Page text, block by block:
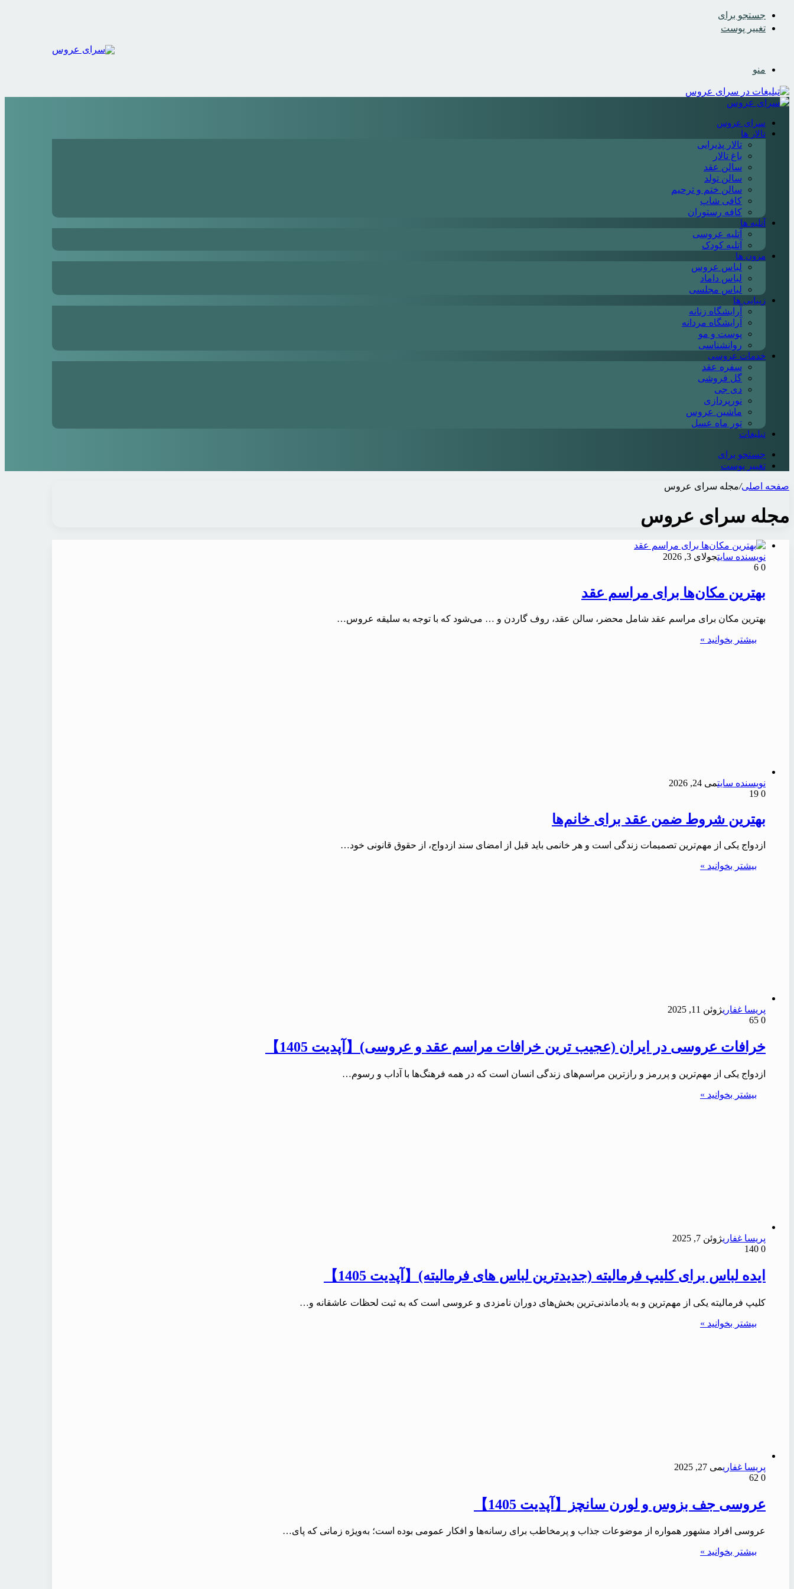
جستجو برای
تغییر پوست
منو
سرای عروس
تالار ها
تالار پذیرایی
باغ تالار
سالن عقد
سالن تولد
سالن ختم و ترحیم
کافی شاپ
کافه رستوران
آتلیه ها
آتلیه عروسی
آتلیه کودک
مزون ها
لباس عروس
لباس داماد
لباس مجلسی
زیبایی ها
آرایشگاه زنانه
آرایشگاه مردانه
پوست و مو
روانشناسی
خدمات عروسی
سفره عقد
گل فروشی
دی جی
نورپردازی
ماشین عروس
تور ماه عسل
تبلیغات
جستجو برای
تغییر پوست
صفحه اصلی/مجله سرای عروس
مجله سرای عروس
نویسنده سایتجولای 3, 2026
0
بهترین مکان‌ها برای مراسم عقد
بهترین مکان برای مراسم عقد شامل محضر، سالن عقد، روف گاردن و … می‌شود که با توجه به سلیقه عروس…
بیشتر بخوانید »
نویسنده سایتمی 24, 2026
0
بهترین شروط ضمن عقد برای خانم‌ها
ازدواج یکی از مهم‌ترین تصمیمات زندگی است و هر خانمی باید قبل از امضای سند ازدواج، از حقوق قانونی خود…
بیشتر بخوانید »
پریسا غفاریژوئن 11, 2025
0
خرافات عروسی در ایران (عجیب ترین خرافات مراسم عقد و عروسی)【آپدیت 1405】
ازدواج یکی از مهم‌ترین و پررمز و رازترین مراسم‌های زندگی انسان است که در همه فرهنگ‌ها با آداب و رسوم…
بیشتر بخوانید »
پریسا غفاریژوئن 7, 2025
0
ایده لباس برای کلیپ فرمالیته (جدیدترین لباس های فرمالیته)【آپدیت 1405】
کلیپ فرمالیته یکی از مهم‌ترین و به یادماندنی‌ترین بخش‌های دوران نامزدی و عروسی است که به ثبت لحظات عاشقانه و…
بیشتر بخوانید »
پریسا غفاریمی 27, 2025
0
عروسی جف بزوس و لورن سانچز【آپدیت 1405】
عروسی افراد مشهور همواره از موضوعات جذاب و پرمخاطب برای رسانه‌ها و افکار عمومی بوده است؛ به‌ویژه زمانی که پای…
بیشتر بخوانید »